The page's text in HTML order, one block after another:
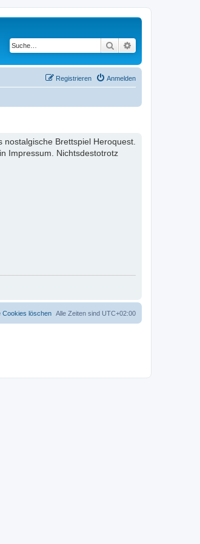
Suche
Anmelden
Registrieren
Brettspiel Heroquest.
Impressum. Nichtsdestotrotz
Alle Zeiten sind UTC+02:00
Cookies löschen